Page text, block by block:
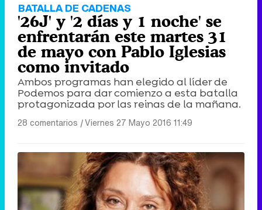
BATALLA DE CADENAS
'26J' y '2 días y 1 noche' se
enfrentarán este martes 31
de mayo con Pablo Iglesias
como invitado
Ambos programas han elegido al líder de
Podemos para dar comienzo a esta batalla
protagonizada por las reinas de la mañana.
28 comentarios |Viernes 27 Mayo 2016 11:49